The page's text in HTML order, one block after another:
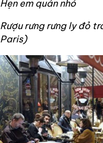
Hẹn em quán nhỏ
Rượu rưng rưng ly đỏ
Paris)